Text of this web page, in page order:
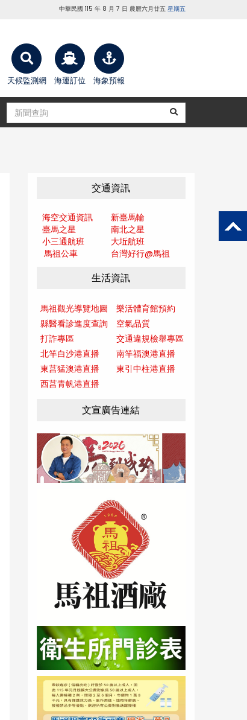
中華民國 115 年 8 月 7 日 農曆六月廿五 星期五
天候監測網 海運訂位 海象預報
交通資訊
海空交通資訊
新臺馬輪
臺馬之星
南北之星
小三通航班
大坵航班
馬祖公車
台灣好行@馬祖
生活資訊
馬祖觀光導覽地圖
樂活體育館預約
縣醫看診進度查詢
空氣品質
打詐專區
交通違規檢舉專區
北竿白沙港直播
南竿福澳港直播
東莒猛澳港直播
東引中柱港直播
西莒青帆港直播
文宣廣告連結